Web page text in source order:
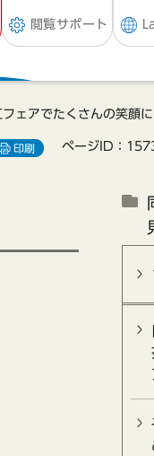
閲覧サポート
ェアでたくさんの笑顔に
印刷 ページID：